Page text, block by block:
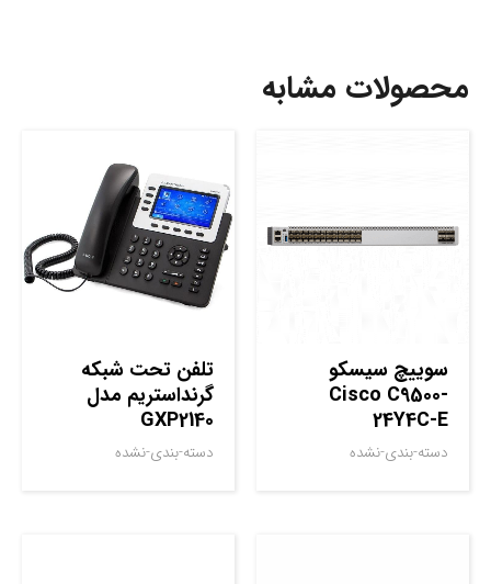
محصولات مشابه
سوييچ سيسکو
Cisco C9500-
24Y4C-E
دسته-بندی-نشده
تلفن تحت شبکه
گرنداستریم مدل
GXP2140
دسته-بندی-نشده